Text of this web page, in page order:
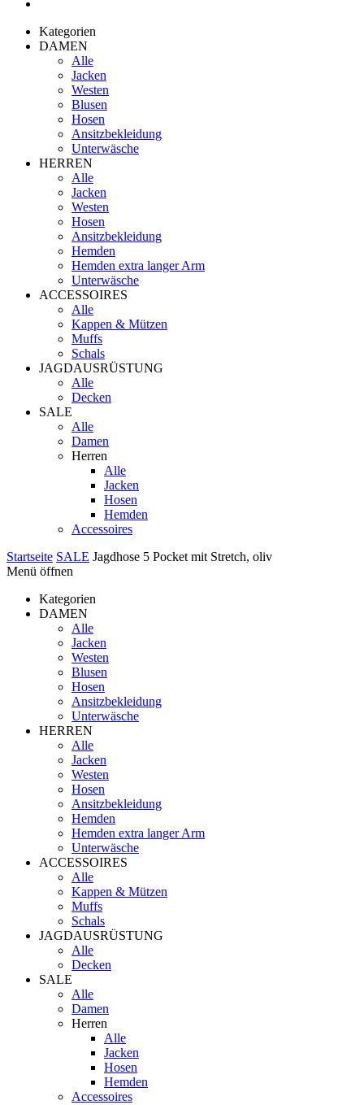
Kategorien
DAMEN
Alle
Jacken
Westen
Blusen
Hosen
Ansitzbekleidung
Unterwäsche
HERREN
Alle
Jacken
Westen
Hosen
Ansitzbekleidung
Hemden
Hemden extra langer Arm
Unterwäsche
ACCESSOIRES
Alle
Kappen & Mützen
Muffs
Schals
JAGDAUSRÜSTUNG
Alle
Decken
SALE
Alle
Damen
Herren
Alle
Jacken
Hosen
Hemden
Accessoires
Startseite SALE Jagdhose 5 Pocket mit Stretch, oliv
Menü öffnen
Kategorien
DAMEN
Alle
Jacken
Westen
Blusen
Hosen
Ansitzbekleidung
Unterwäsche
HERREN
Alle
Jacken
Westen
Hosen
Ansitzbekleidung
Hemden
Hemden extra langer Arm
Unterwäsche
ACCESSOIRES
Alle
Kappen & Mützen
Muffs
Schals
JAGDAUSRÜSTUNG
Alle
Decken
SALE
Alle
Damen
Herren
Alle
Jacken
Hosen
Hemden
Accessoires